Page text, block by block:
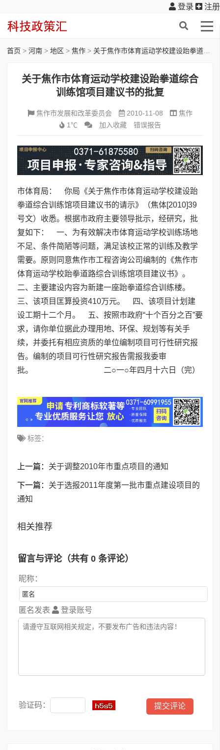
登录 注册
首页 > 河南 > 地区 > 焦作 > 关于焦作市体育运动学校建设跆拳道综合训练馆项目建议书的批复
关于焦作市体育运动学校建设跆拳道综合
训练馆项目建议书的批复
焦作市发展和改革委员会 2010-11-08
焦作
1℃
加入收藏 错误报告
市体育局： 你局《关于焦作市体育运动学校建设跆
拳道综合训练馆项目建议书的请示》（焦体[2010]39
号文）收悉。根据市政府主要领导批示，经研究，批
复如下： 一、为有效解决市体育运动学校训练场地
不足、条件简陋等问题，满足该校正常的训练及教学
需要。原则同意焦作市工程咨询公司编制的《焦作市
体育运动学校跆拳道路综合训练馆项目建议书》。
二、主要建设内容为新建一座跆拳道综合训练楼。
三、该项目匡算投资410万元。 四、该项目计划建
设工期十二个月。 五、按照市政府“十个百分之百”要
求，请你单位据此办理用地、环保、规划等有关手
续，并委托有相应资质的单位编制项目可行性研究报
告。编制的项目可行性研究报告需报我委审
批。 二○一○年四月十六日（完）
标签：
上一篇： 关于调整2010年市重点项目的通知
下一篇： 关于选报2011年度第一批市重点建设项目的
通知
相关推荐
留言与评论（共有 0 条评论）
昵称：
匿名发表 登录账号
验证码：